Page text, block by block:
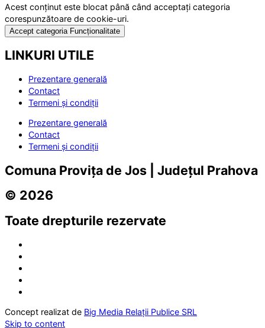
Acest conținut este blocat până când acceptați categoria
corespunzătoare de cookie-uri.
Accept categoria Funcționalitate
LINKURI UTILE
Prezentare generală
Contact
Termeni și condiții
Prezentare generală
Contact
Termeni și condiții
Comuna Provița de Jos | Județul Prahova
© 2026
Toate drepturile rezervate
Concept realizat de Big Media Relații Publice SRL
Skip to content